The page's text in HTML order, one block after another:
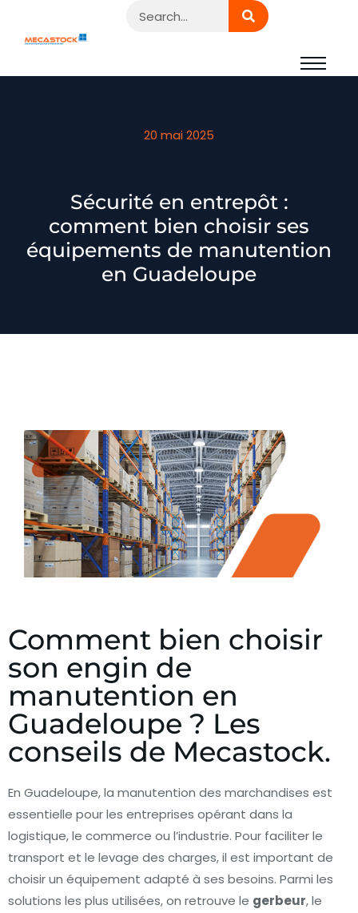
20 mai 2025
Sécurité en entrepôt :
comment bien choisir ses
équipements de manutention
en Guadeloupe
Comment bien choisir
son engin de
manutention en
Guadeloupe ? Les
conseils de Mecastock.
En Guadeloupe, la manutention des marchandises est
essentielle pour les entreprises opérant dans la
logistique, le commerce ou l’industrie. Pour faciliter le
transport et le levage des charges, il est important de
choisir un équipement adapté à ses besoins. Parmi les
solutions les plus utilisées, on retrouve le gerbeur, le